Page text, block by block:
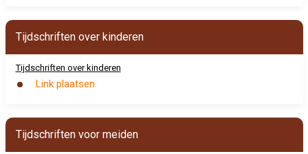
Tijdschriften over kinderen
Tijdschriften over kinderen
Link plaatsen
Tijdschriften voor meiden